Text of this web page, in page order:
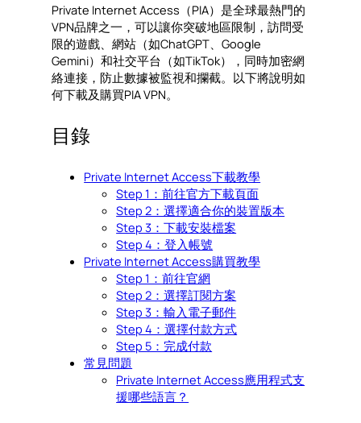
Private Internet Access（PIA）是全球最熱門的
VPN品牌之一，可以讓你突破地區限制，訪問受
限的遊戲、網站（如ChatGPT、Google
Gemini）和社交平台（如TikTok），同時加密網
絡連接，防止數據被監視和攔截。以下將說明如
何下載及購買PIA VPN。
目錄
Private Internet Access下載教學
Step 1：前往官方下載頁面
Step 2：選擇適合你的裝置版本
Step 3：下載安裝檔案
Step 4：登入帳號
Private Internet Access購買教學
Step 1：前往官網
Step 2：選擇訂閱方案
Step 3：輸入電子郵件
Step 4：選擇付款方式
Step 5：完成付款
常見問題
Private Internet Access應用程式支
援哪些語言？